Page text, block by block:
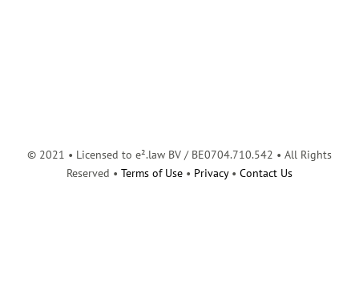
© 2021 • Licensed to e².law BV / BE0704.710.542 • All Rights
Reserved • Terms of Use • Privacy• Contact Us